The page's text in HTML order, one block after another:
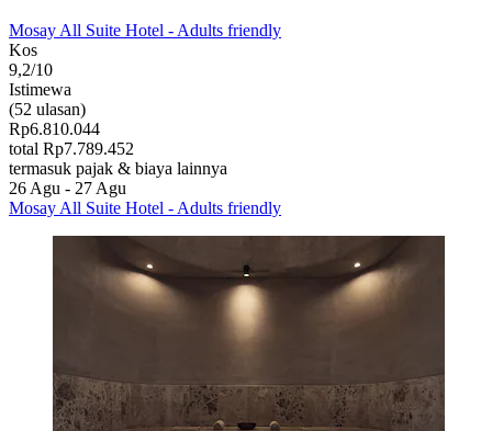
Mosay All Suite Hotel - Adults friendly
Kos
9,2/10
Istimewa
(52 ulasan)
Rp6.810.044
total Rp7.789.452
termasuk pajak & biaya lainnya
26 Agu - 27 Agu
Mosay All Suite Hotel - Adults friendly